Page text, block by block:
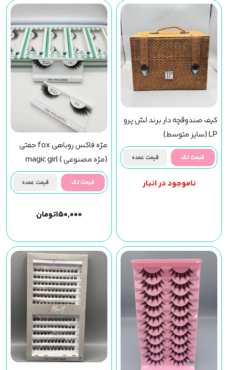
کیف صندوقچه دار برند لش پرو
LP (سایز متوسط)
قیمت تک قیمت عمده
ناموجود در انبار
مژه فاکس روباهی fox جفتی
(مژه مصنوعی ) magic girl
(f43) مجیک گرل
قیمت تک قیمت عمده
۱۵۰,۰۰۰تومان